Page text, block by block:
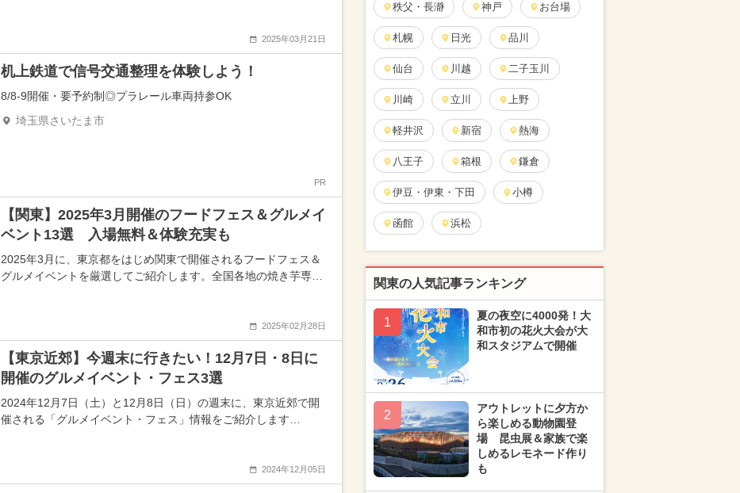
2025年03月21日
机上鉄道で信号交通整理を体験しよう！
8/8-9開催・要予約制◎プラレール車両持参OK
埼玉県さいたま市
PR
【関東】2025年3月開催のフードフェス＆グルメイ
ベント13選 入場無料＆体験充実も
2025年3月に、東京都をはじめ関東で開催されるフードフェス＆
グルメイベントを厳選してご紹介します。全国各地の焼き芋専…
2025年02月28日
【東京近郊】今週末に行きたい！12月7日・8日に
開催のグルメイベント・フェス3選
2024年12月7日（土）と12月8日（日）の週末に、東京近郊で開
催される「グルメイベント・フェス」情報をご紹介します…
2024年12月05日
秩父・長瀞 神戸 お台場
札幌 日光 品川
仙台 川越 二子玉川
川崎 立川 上野
軽井沢 新宿 熱海
八王子 箱根 鎌倉
伊豆・伊東・下田 小樽
函館 浜松
関東の人気記事ランキング
1
夏の夜空に4000発！大
和市初の花火大会が大
和スタジアムで開催
2
アウトレットに夕方か
ら楽しめる動物園登
場 昆虫展＆家族で楽
しめるレモネード作り
も